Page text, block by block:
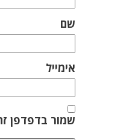
שם
אימייל
שמור בדפדפן